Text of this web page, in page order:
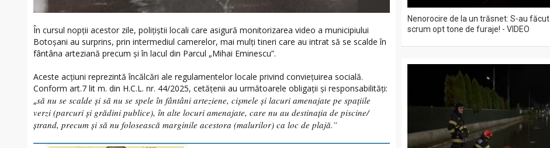
În cursul nopții acestor zile, polițiștii locali care asigură monitorizarea video a municipiului
Botoșani au surprins, prin intermediul camerelor, mai mulți tineri care au intrat să se scalde în
fântâna arteziană precum și în lacul din Parcul „Mihai Eminescu”.
Aceste acțiuni reprezintă încălcări ale regulamentelor locale privind conviețuirea socială.
Conform art.7 lit m. din H.C.L. nr. 44/2025, cetățenii au următoarele obligații și responsabilități:
„să nu se scalde și să nu se spele în fântâni arteziene, cișmele și lacuri amenajate pe spațiile
verzi (parcuri și grădini publice), în alte locuri amenajate, care nu au destinația de piscine/
ștrand, precum și să nu folosească marginile acestora (malurilor) ca loc de plajă.”
Nenorocire de la un trăsnet: S-au făcut
scrum opt tone de furaje! - VIDEO